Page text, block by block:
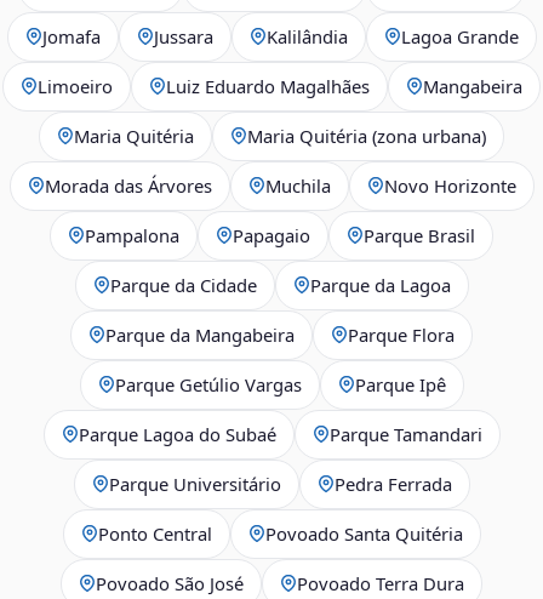
Jomafa Jussara Kalilândia Lagoa Grande
Limoeiro Luiz Eduardo Magalhães Mangabeira
Maria Quitéria Maria Quitéria (zona urbana)
Morada das Árvores Muchila Novo Horizonte
Pampalona Papagaio Parque Brasil
Parque da Cidade Parque da Lagoa
Parque da Mangabeira Parque Flora
Parque Getúlio Vargas Parque Ipê
Parque Lagoa do Subaé Parque Tamandari
Parque Universitário Pedra Ferrada
Ponto Central Povoado Santa Quitéria
Povoado São José Povoado Terra Dura